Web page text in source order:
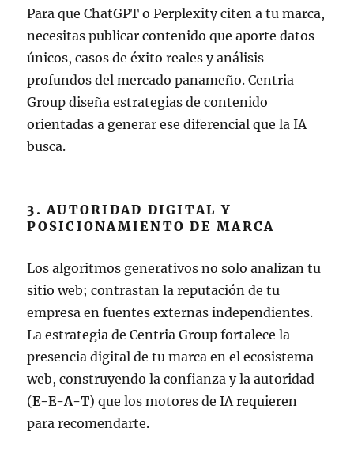
Para que ChatGPT o Perplexity citen a tu marca,
necesitas publicar contenido que aporte datos
únicos, casos de éxito reales y análisis
profundos del mercado panameño. Centria
Group diseña estrategias de contenido
orientadas a generar ese diferencial que la IA
busca.
3. AUTORIDAD DIGITAL Y
POSICIONAMIENTO DE MARCA
Los algoritmos generativos no solo analizan tu
sitio web; contrastan la reputación de tu
empresa en fuentes externas independientes.
La estrategia de Centria Group fortalece la
presencia digital de tu marca en el ecosistema
web, construyendo la confianza y la autoridad
(E-E-A-T) que los motores de IA requieren
para recomendarte.